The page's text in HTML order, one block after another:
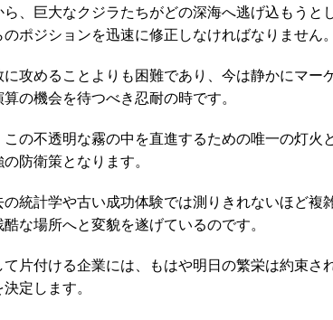
、巨大なクジラたちがどの深海へ逃げ込もうと
ポジションを迅速に修正しなければなりません。
攻めることよりも困難であり、今は静かにマー
の機会を待つべき忍耐の時です。
の不透明な霧の中を直進するための唯一の灯火
防衛策となります。
統計学や古い成功体験では測りきれないほど複
な場所へと変貌を遂げているのです。
片付ける企業には、もはや明日の繁栄は約束さ
定します。